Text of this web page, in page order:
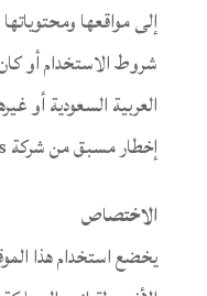
إلى مواقعها
شروط الاستخدام أو
العربية السعودية أو
إخطار مسبق من شركة Riviana Foods في هذا الصدد.
الاختصاص
يخضع استخدام هذا